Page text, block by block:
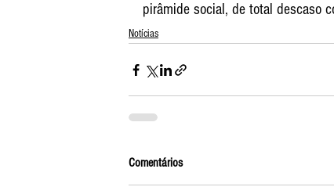
pirâmide social, de total descaso
Notícias
Comentários